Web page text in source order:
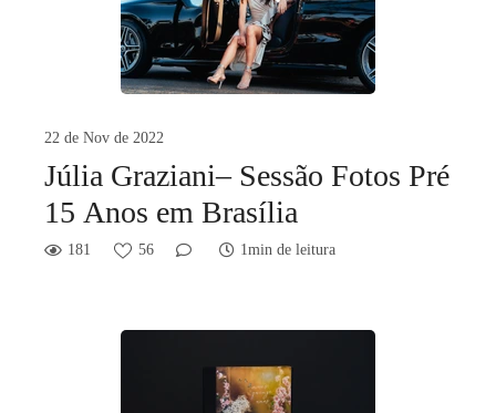
22 de Nov de 2022
Júlia Graziani– Sessão Fotos Pré
15 Anos em Brasília
181 56 1min de leitura